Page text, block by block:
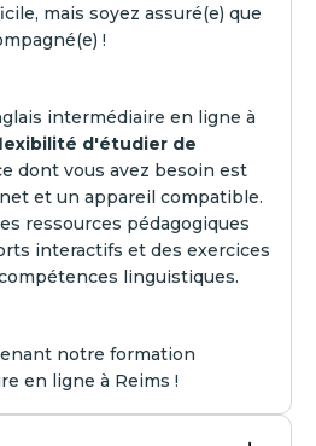
mais soyez assuré(e) que
!‍
intermédiaire en ligne à
d'étudier de
dont vous avez besoin est
et un appareil compatible.
ressources pédagogiques
interactifs et des exercices
linguistiques.‍
notre formation
en ligne à Reims !